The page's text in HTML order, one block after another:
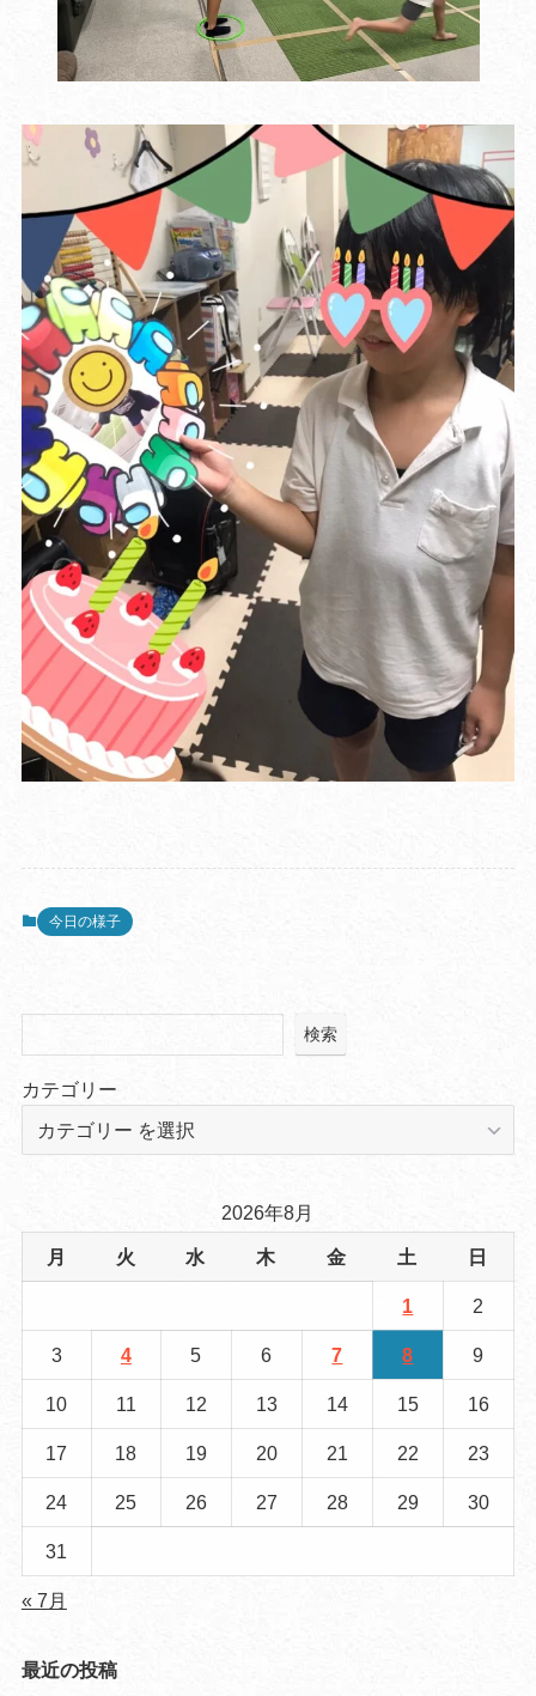
今日の様子
検索
カテゴリー
2026年8月
月 火 水 木 金 土 日
1 2
3 4 5 6 7 8 9
10 11 12 13 14 15 16
17 18 19 20 21 22 23
24 25 26 27 28 29 30
31
« 7月
最近の投稿